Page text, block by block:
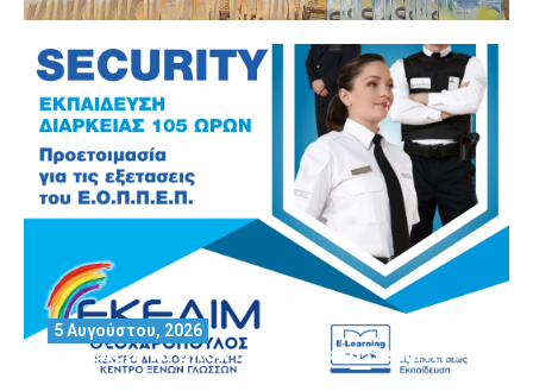
Θέλεις να αποκτήσεις άδεια Security?
5 Αυγούστου, 2026